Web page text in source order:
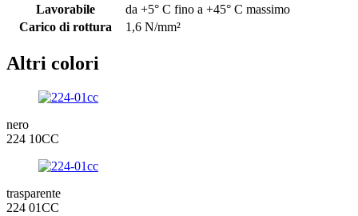
Lavorabile
da +5° C fino a +45° C massimo
Carico di rottura
1,6 N/mm²
Altri colori
nero
224 10CC
trasparente
224 01CC